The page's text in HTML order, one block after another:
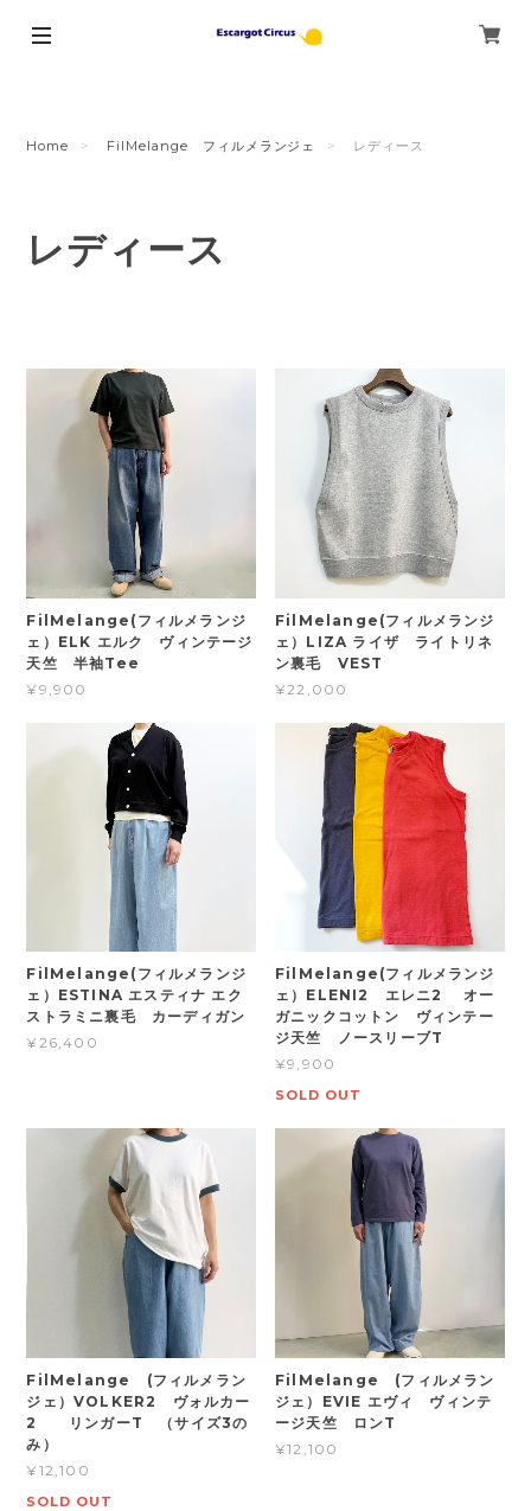
Home FilMelange フィルメランジェ レディース
レディース
FilMelange(フィルメランジ
ェ）ELK エルク ヴィンテージ
天竺 半袖Tee
¥9,900
FilMelange(フィルメランジ
ェ）LIZA ライザ ライトリネ
ン裏毛 VEST
¥22,000
FilMelange(フィルメランジ
ェ）ESTINA エスティナ エク
ストラミニ裏毛 カーディガン
¥26,400
FilMelange(フィルメランジ
ェ）ELENI2 エレニ2 オー
ガニックコットン ヴィンテー
ジ天竺 ノースリーブT
¥9,900
SOLD OUT
FilMelange (フィルメラン
ジェ）VOLKER2 ヴォルカー
2 リンガーT （サイズ3の
み）
¥12,100
SOLD OUT
FilMelange (フィルメラン
ジェ）EVIE エヴィ ヴィンテ
ージ天竺 ロンT
¥12,100